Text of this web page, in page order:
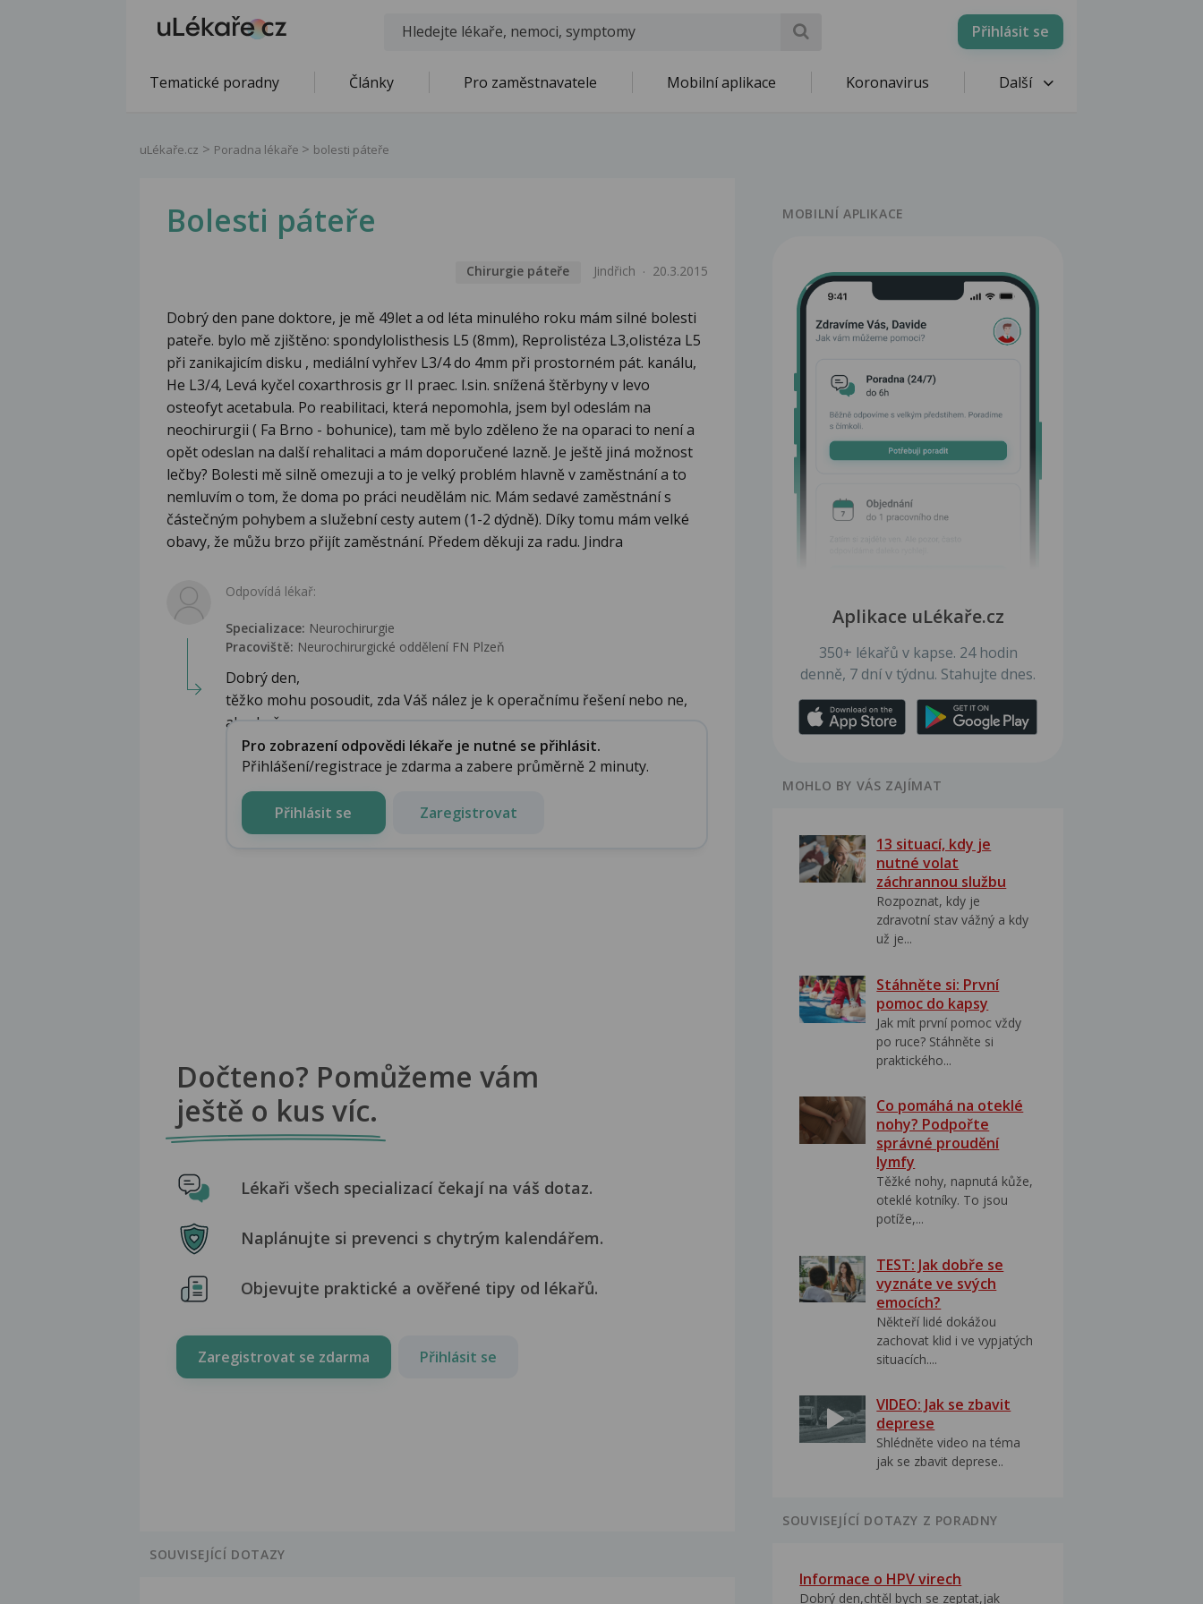
Přihlásit se
Tematické poradny Články Pro zaměstnavatele Mobilní aplikace Koronavirus Další
uLékaře.cz Poradna lékaře bolesti páteře
Bolesti páteře
Chirurgie páteře Jindřich 20.3.2015
Dobrý den pane doktore, je mě 49let a od léta minulého roku mám silné bolesti
pateře. bylo mě zjištěno: spondylolisthesis L5 (8mm), Reprolistéza L3,olistéza L5
při zanikajicím disku , mediální vyhřev L3/4 do 4mm při prostorném pát. kanálu,
He L3/4, Levá kyčel coxarthrosis gr II praec. l.sin. snížená štěrbyny v levo
osteofyt acetabula. Po reabilitaci, která nepomohla, jsem byl odeslám na
neochirurgii ( Fa Brno - bohunice), tam mě bylo zděleno že na oparaci to není a
opět odeslan na další rehalitaci a mám doporučené lazně. Je ještě jiná možnost
lečby? Bolesti mě silně omezuji a to je velký problém hlavně v zaměstnání a to
nemluvím o tom, že doma po práci neudělám nic. Mám sedavé zaměstnání s
částečným pohybem a služební cesty autem (1-2 dýdně). Díky tomu mám velké
obavy, že můžu brzo přijít zaměstnání. Předem děkuji za radu. Jindra
Odpovídá lékař:
Specializace: Neurochirurgie
Pracoviště: Neurochirurgické oddělení FN Plzeň
Dobrý den,
těžko mohu posoudit, zda Váš nález je k operačnímu řešení nebo ne,
ale zkuš...
Pro zobrazení odpovědi lékaře je nutné se přihlásit.
Přihlášení/registrace je zdarma a zabere průměrně 2 minuty.
Přihlásit se Zaregistrovat
Dočteno? Pomůžeme vám
ještě o kus víc.
Lékaři všech specializací čekají na váš dotaz.
Naplánujte si prevenci s chytrým kalendářem.
Objevujte praktické a ověřené tipy od lékařů.
Zaregistrovat se zdarma Přihlásit se
SOUVISEJÍCÍ DOTAZY
MOBILNÍ APLIKACE
Aplikace uLékaře.cz
350+ lékařů v kapse. 24 hodin
denně, 7 dní v týdnu. Stahujte dnes.
MOHLO BY VÁS ZAJÍMAT
13 situací, kdy je
nutné volat
záchrannou službu
Rozpoznat, kdy je
zdravotní stav vážný a kdy
už je...
Stáhněte si: První
pomoc do kapsy
Jak mít první pomoc vždy
po ruce? Stáhněte si
praktického...
Co pomáhá na oteklé
nohy? Podpořte
správné proudění
lymfy
Těžké nohy, napnutá kůže,
oteklé kotníky. To jsou
potíže,...
TEST: Jak dobře se
vyznáte ve svých
emocích?
Někteří lidé dokážou
zachovat klid i ve vypjatých
situacích....
VIDEO: Jak se zbavit
deprese
Shlédněte video na téma
jak se zbavit deprese..
SOUVISEJÍCÍ DOTAZY Z PORADNY
Informace o HPV virech
Dobrý den,chtěl bych se zeptat,jak